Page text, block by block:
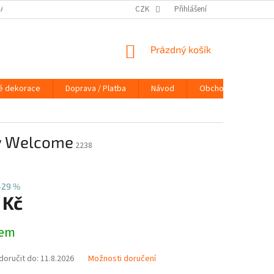
NÁVOD KONTAKTY
CZK Přihlášení
NÁKUPNÍ
Prázdný košík
dekorace Doprava / Platba Návod
Obchodní podmínky
Welcome 2238
%
do: 11.8.2026 Možnosti doručení